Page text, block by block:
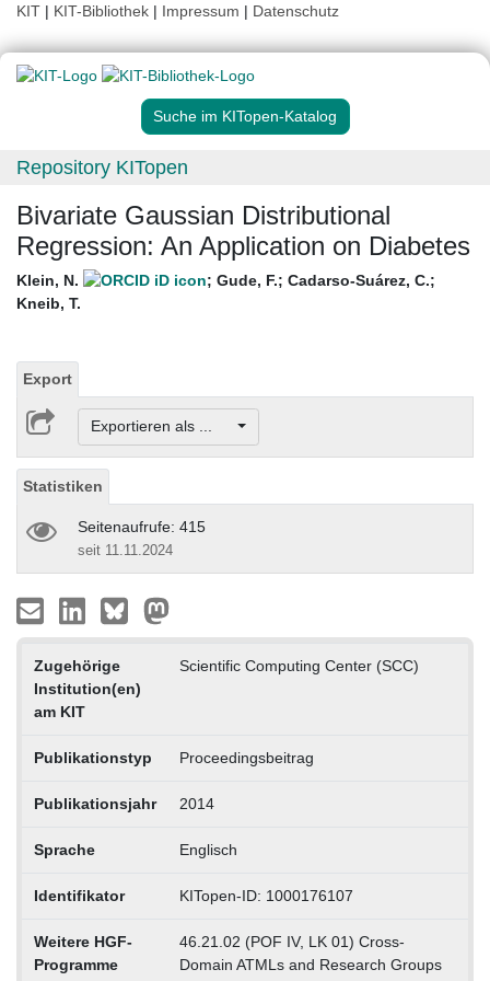
KIT | KIT-Bibliothek | Impressum | Datenschutz
Suche im KITopen-Katalog
Repository KITopen
Bivariate Gaussian Distributional
Regression: An Application on Diabetes
Klein, N. ; Gude, F.; Cadarso-Suárez, C.;
Kneib, T.
Export
Exportieren als ...
Statistiken
Seitenaufrufe: 415
seit 11.11.2024
Zugehörige
Institution(en)
am KIT
Scientific Computing Center (SCC)
Publikationstyp Proceedingsbeitrag
Publikationsjahr 2014
Sprache Englisch
Identifikator KITopen-ID: 1000176107
Weitere HGF-
Programme
46.21.02 (POF IV, LK 01) Cross-
Domain ATMLs and Research Groups